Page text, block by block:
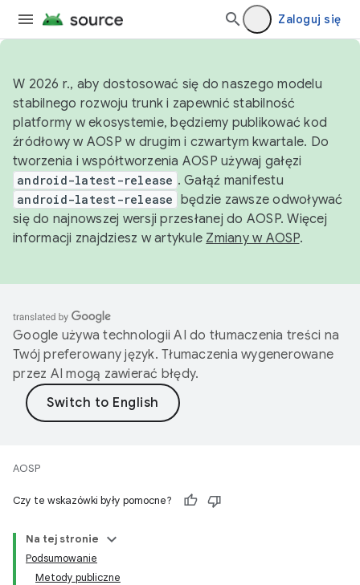
Zaloguj się
W 2026 r., aby dostosować się do naszego modelu
stabilnego rozwoju trunk i zapewnić stabilność
platformy w ekosystemie, będziemy publikować kod
źródłowy w AOSP w drugim i czwartym kwartale. Do
tworzenia i współtworzenia AOSP używaj gałęzi
android-latest-release . Gałąź manifestu
android-latest-release będzie zawsze odwoływać
się do najnowszej wersji przesłanej do AOSP. Więcej
informacji znajdziesz w artykule Zmiany w AOSP.
Google używa technologii AI do tłumaczenia treści na
Twój preferowany język. Tłumaczenia wygenerowane
przez AI mogą zawierać błędy.
AOSP
Czy te wskazówki były pomocne?
Na tej stronie
Podsumowanie
Metody publiczne